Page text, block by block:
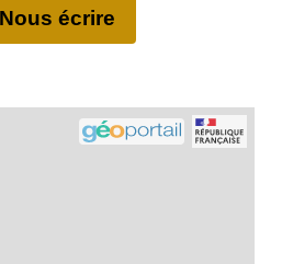
Nous écrire